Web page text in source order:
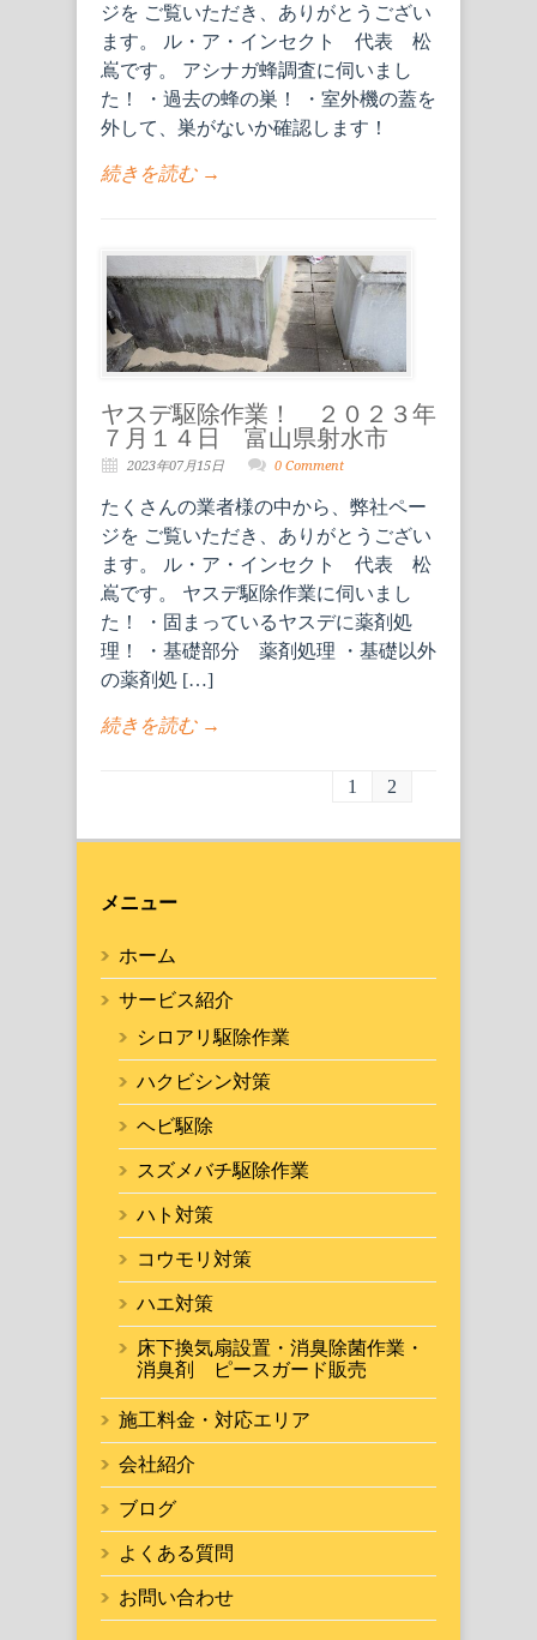
ジを ご覧いただき、ありがとうござい
ます。 ル・ア・インセクト 代表 松
嶌です。 アシナガ蜂調査に伺いまし
た！ ・過去の蜂の巣！ ・室外機の蓋を
外して、巣がないか確認します！
続きを読む →
ヤスデ駆除作業！ ２０２３年
７月１４日 富山県射水市
2023年07月15日 0 Comment
たくさんの業者様の中から、弊社ペー
ジを ご覧いただき、ありがとうござい
ます。 ル・ア・インセクト 代表 松
嶌です。 ヤスデ駆除作業に伺いまし
た！ ・固まっているヤスデに薬剤処
理！ ・基礎部分 薬剤処理 ・基礎以外
の薬剤処 […]
続きを読む →
1 2
メニュー
ホーム
サービス紹介
シロアリ駆除作業
ハクビシン対策
ヘビ駆除
スズメバチ駆除作業
ハト対策
コウモリ対策
ハエ対策
床下換気扇設置・消臭除菌作業・
消臭剤 ピースガード販売
施工料金・対応エリア
会社紹介
ブログ
よくある質問
お問い合わせ